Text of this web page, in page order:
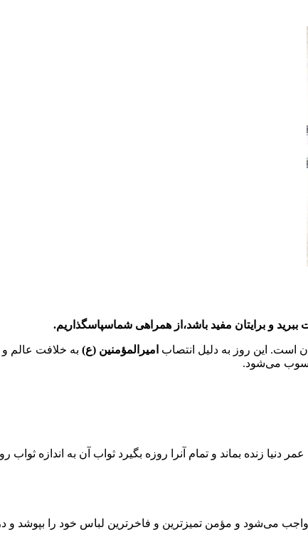
و برایتان مفید باشد،از همراهی شماسپاسگذاریم.
است. این روز به دلیل انتصاب امیرالمؤمنین (ع) به خلافت عالم و
می‌شود.
دنیا زنده بماند و تمام آنرا روزه بگیرد ثواب آن به اندازه
می‌شود و مؤمن تمیزترین و فاخرترین لباس خود را